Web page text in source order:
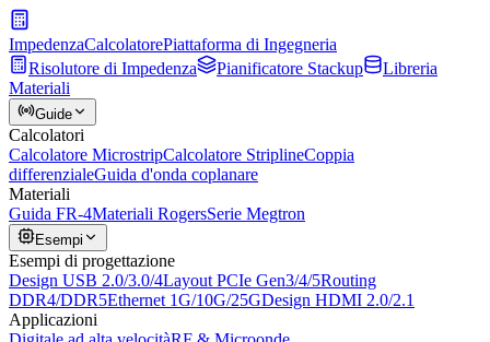
ImpedenzaCalcolatorePiattaforma di Ingegneria
Risolutore di Impedenza
Pianificatore Stackup
Libreria
Materiali
Guide
Calcolatori
Calcolatore MicrostripCalcolatore StriplineCoppia
differenzialeGuida d'onda coplanare
Materiali
Guida FR-4Materiali RogersSerie Megtron
Esempi
Esempi di progettazione
Design USB 2.0/3.0/4Layout PCIe Gen3/4/5Routing
DDR4/DDR5Ethernet 1G/10G/25GDesign HDMI 2.0/2.1
Applicazioni